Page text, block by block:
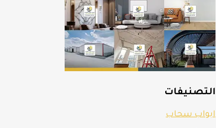
التصنيفات
ابواب سحاب